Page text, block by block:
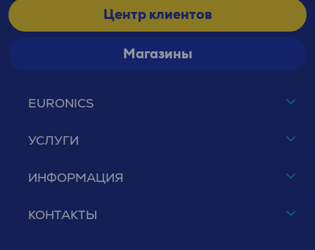
EURONICS
УСЛУГИ
ИНФОРМАЦИЯ
КОНТАКТЫ
Центр клиентов
Магазины